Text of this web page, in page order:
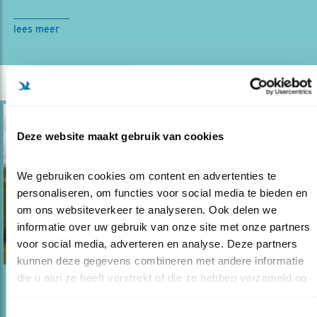
Deze website maakt gebruik van cookies
We gebruiken cookies om content en advertenties te
personaliseren, om functies voor social media te bieden en
om ons websiteverkeer te analyseren. Ook delen we
informatie over uw gebruik van onze site met onze partners
voor social media, adverteren en analyse. Deze partners
kunnen deze gegevens combineren met andere informatie
die u aan ze heeft verstrekt of die ze hebben verzameld op
lees meer